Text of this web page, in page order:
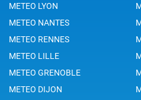
METEO LYON
METEO NANTES
METEO RENNES
METEO LILLE
METEO GRENOBLE
METEO DIJON